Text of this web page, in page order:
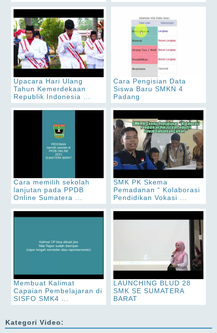
Upacara Hari Ulang
Tahun Kemerdekaan
Republik Indonesia ...
Cara Pengisian Data
Siswa Baru SMKN 4
Padang
Cara memilih sekolah
lanjutan pada PPDB
Online Sumatera ...
SMK PK Skema
Pemadanan “ Kolaborasi
Pendidikan Vokasi ...
Membuat Kalimat
Capaian Pembelajaran di
SISFO SMK4 ...
LAUNCHING BLUD 28
SMK SE SUMATERA
BARAT
Kategori Video: